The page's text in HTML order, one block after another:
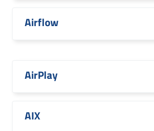
Airflow
AirPlay
AIX